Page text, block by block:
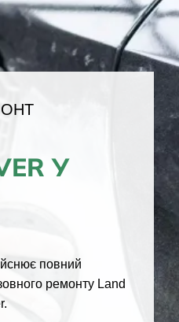
У
повний
ремонту Land